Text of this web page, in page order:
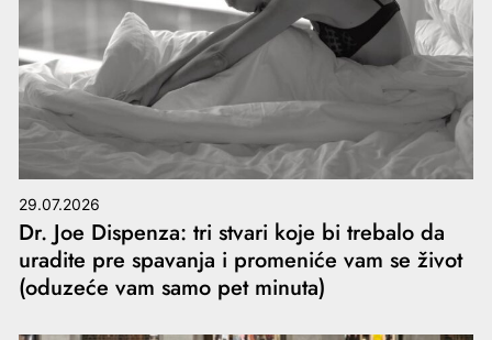
29.07.2026
Dr. Joe Dispenza: tri stvari koje bi trebalo da
uradite pre spavanja i promeniće vam se život
(oduzeće vam samo pet minuta)